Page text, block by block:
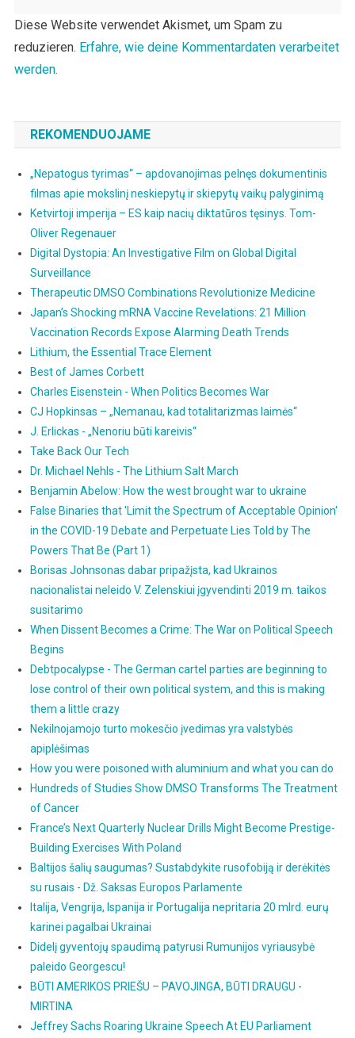
Diese Website verwendet Akismet, um Spam zu
reduzieren. Erfahre, wie deine Kommentardaten verarbeitet
werden.
REKOMENDUOJAME
„Nepatogus tyrimas“ – apdovanojimas pelnęs dokumentinis
filmas apie mokslinį neskiepytų ir skiepytų vaikų palyginimą
Ketvirtoji imperija – ES kaip nacių diktatūros tęsinys. Tom-
Oliver Regenauer
Digital Dystopia: An Investigative Film on Global Digital
Surveillance
Therapeutic DMSO Combinations Revolutionize Medicine
Japan’s Shocking mRNA Vaccine Revelations: 21 Million
Vaccination Records Expose Alarming Death Trends
Lithium, the Essential Trace Element
Best of James Corbett
Charles Eisenstein - When Politics Becomes War
CJ Hopkinsas – „Nemanau, kad totalitarizmas laimės“
J. Erlickas - „Nenoriu būti kareivis“
Take Back Our Tech
Dr. Michael Nehls - The Lithium Salt March
Benjamin Abelow: How the west brought war to ukraine
False Binaries that 'Limit the Spectrum of Acceptable Opinion'
in the COVID-19 Debate and Perpetuate Lies Told by The
Powers That Be (Part 1)
Borisas Johnsonas dabar pripažįsta, kad Ukrainos
nacionalistai neleido V. Zelenskiui įgyvendinti 2019 m. taikos
susitarimo
When Dissent Becomes a Crime: The War on Political Speech
Begins
Debtpocalypse - The German cartel parties are beginning to
lose control of their own political system, and this is making
them a little crazy
Nekilnojamojo turto mokesčio įvedimas yra valstybės
apiplėšimas
How you were poisoned with aluminium and what you can do
Hundreds of Studies Show DMSO Transforms The Treatment
of Cancer
France’s Next Quarterly Nuclear Drills Might Become Prestige-
Building Exercises With Poland
Baltijos šalių saugumas? Sustabdykite rusofobiją ir derėkitės
su rusais - Dž. Saksas Europos Parlamente
Italija, Vengrija, Ispanija ir Portugalija nepritaria 20 mlrd. eurų
karinei pagalbai Ukrainai
Didelį gyventojų spaudimą patyrusi Rumunijos vyriausybė
paleido Georgescu!
BŪTI AMERIKOS PRIEŠU – PAVOJINGA, BŪTI DRAUGU -
MIRTINA
Jeffrey Sachs Roaring Ukraine Speech At EU Parliament